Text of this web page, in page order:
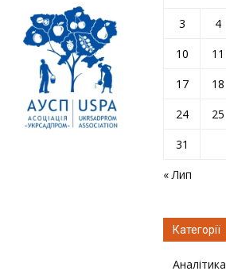
« Лип
3
4
10
11
17
18
24
25
31
Категорії
Аналітика